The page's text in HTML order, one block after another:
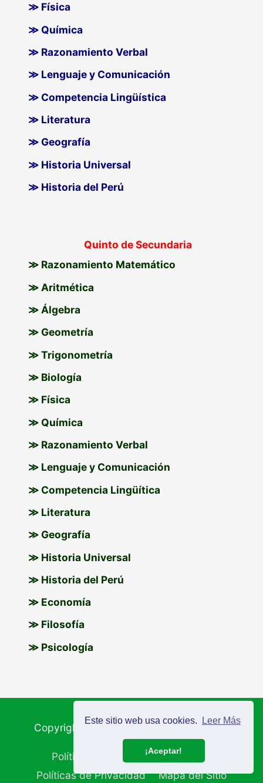
Este sitio web usa cookies. Leer Más
¡Aceptar!
≫ Física
≫ Química
≫ Razonamiento Verbal
≫ Lenguaje y Comunicación
≫ Competencia Lingüística
≫ Literatura
≫ Geografía
≫ Historia Universal
≫ Historia del Perú
Quinto de Secundaria
≫ Razonamiento Matemático
≫ Aritmética
≫ Álgebra
≫ Geometría
≫ Trigonometría
≫ Biología
≫ Física
≫ Química
≫ Razonamiento Verbal
≫ Lenguaje y Comunicación
≫ Competencia Lingüítica
≫ Literatura
≫ Geografía
≫ Historia Universal
≫ Historia del Perú
≫ Economía
≫ Filosofía
≫ Psicología
Copyright © 2026 Materiales Educativos
Política de Cookies
Aviso Legal
Políticas de Privacidad
Mapa del Sitio